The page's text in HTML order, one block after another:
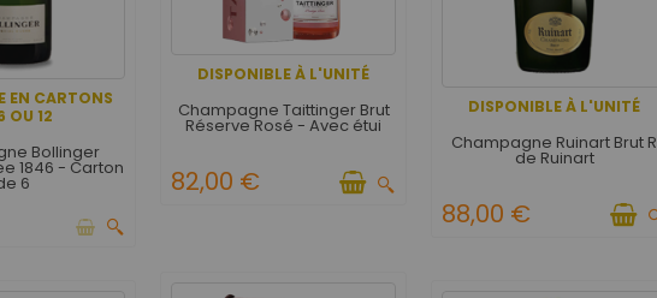
EN CARTONS
OU 12
Bollinger
1846 - Carton
6
DISPONIBLE À L'UNITÉ
Champagne Taittinger Brut
Réserve Rosé - Avec étui
82,00 €
DISPONIBLE À L'UNITÉ
Champagne Ruinart Brut R
de Ruinart
88,00 €